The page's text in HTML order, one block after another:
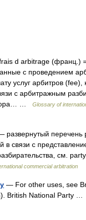
d arbitrage (франц.)
с проведением
услуг арбитров
с арбитражным
…
Glossary of
развернутый перечень
в связи с
см.
commercial arbitration
— For other uses, see
British National Party …